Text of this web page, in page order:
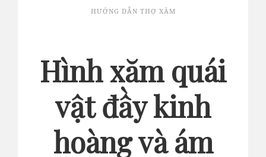
HƯỚNG DẪN THỢ XĂM
Hình xăm quái
vật đầy kinh
hoàng và ám